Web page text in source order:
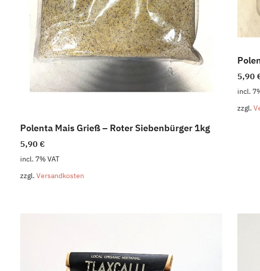
Polenta Mais Grieß – Roter Siebenbürger 1kg
5,90 €
incl. 7% VAT
zzgl. Versandkosten
5,90
incl.
zzgl.